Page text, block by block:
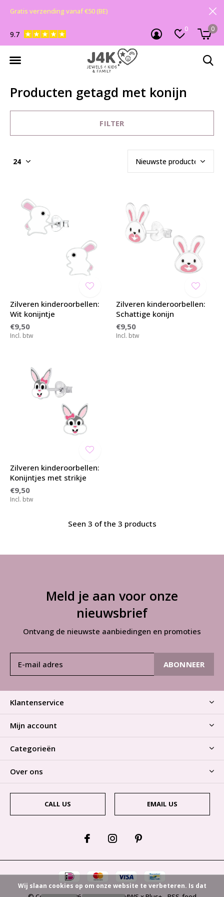
0 0
9.7
Gratis verzending vanaf €50 (BE)
Producten getagd met konijn
FILTER
Zilveren kinderoorbellen:
Wit konijntje
€9,50
Incl. btw
Zilveren kinderoorbellen:
Schattige konijn
€9,50
Incl. btw
Zilveren kinderoorbellen:
Konijntjes met strikje
€9,50
Incl. btw
Seen 3 of the 3 products
Meld je aan voor onze
nieuwsbrief
Ontvang de nieuwste aanbiedingen en promoties
ABONNEER
Klantenservice
Mijn account
Categorieën
Over ons
CALL US EMAIL US
Wij slaan cookies op om onze website te verbeteren. Is dat